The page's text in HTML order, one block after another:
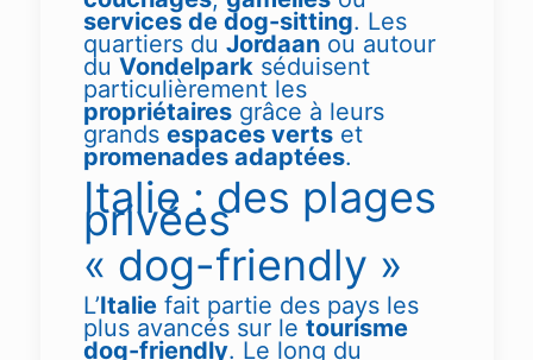
services de dog-sitting. Les
quartiers du Jordaanou autour
du Vondelpark séduisent
particulièrement les
propriétairesgrâce à leurs
grands espaces vertset
promenades adaptées.
Italie : des plages
privées
« dog-friendly »
L’Italiefait partie des pays les
plus avancés sur le tourisme
dog-friendly. Le long du